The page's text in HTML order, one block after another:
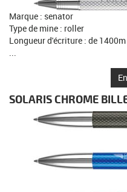
Marque : senator
Type de mine : roller
Longueur d'écriture : de
SOLARIS CHROME